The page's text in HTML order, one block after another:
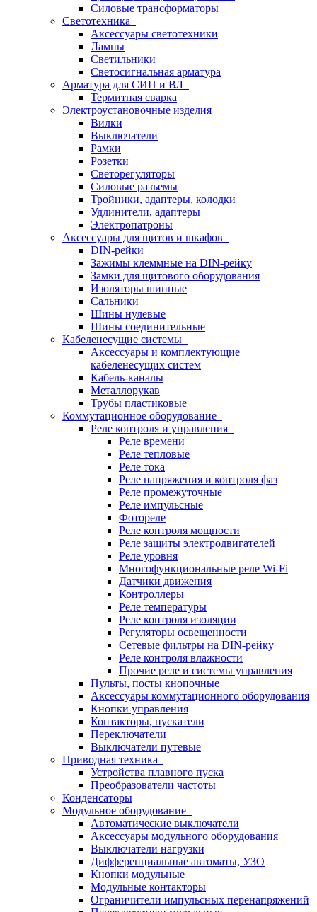
Силовые трансформаторы
Светотехника
Аксессуары светотехники
Лампы
Светильники
Светосигнальная арматура
Арматура для СИП и ВЛ
Термитная сварка
Электроустановочные изделия
Вилки
Выключатели
Рамки
Розетки
Светорегуляторы
Силовые разъемы
Тройники, адаптеры, колодки
Удлинители, адаптеры
Электропатроны
Аксессуары для щитов и шкафов
DIN-рейки
Зажимы клеммные на DIN-рейку
Замки для щитового оборудования
Изоляторы шинные
Сальники
Шины нулевые
Шины соединительные
Кабеленесущие системы
Аксессуары и комплектующие
кабеленесущих систем
Кабель-каналы
Металлорукав
Трубы пластиковые
Коммутационное оборудование
Реле контроля и управления
Реле времени
Реле тепловые
Реле тока
Реле напряжения и контроля фаз
Реле промежуточные
Реле импульсные
Фотореле
Реле контроля мощности
Реле защиты электродвигателей
Реле уровня
Многофункциональные реле Wi-Fi
Датчики движения
Контроллеры
Реле температуры
Реле контроля изоляции
Регуляторы освещенности
Сетевые фильтры на DIN-рейку
Реле контроля влажности
Прочие реле и системы управления
Пульты, посты кнопочные
Аксессуары коммутационного оборудования
Кнопки управления
Контакторы, пускатели
Переключатели
Выключатели путевые
Приводная техника
Устройства плавного пуска
Преобразователи частоты
Конденсаторы
Модульное оборудование
Автоматические выключатели
Аксессуары модульного оборудования
Выключатели нагрузки
Дифференциальные автоматы, УЗО
Кнопки модульные
Модульные контакторы
Ограничители импульсных перенапряжений